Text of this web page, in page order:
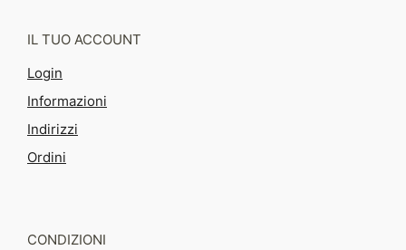
IL TUO ACCOUNT
Login
Informazioni
Indirizzi
Ordini
CONDIZIONI